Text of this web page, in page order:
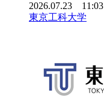
2026.07.23 11:03
東京工科大学